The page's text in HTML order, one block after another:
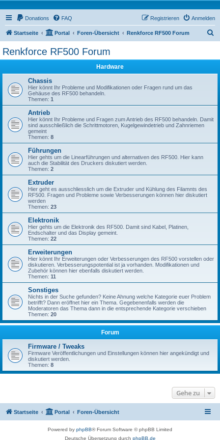
Donations FAQ Anmelden
Registrieren
Startseite Portal Foren-Übersicht Renkforce RF500 Forum
Renkforce RF500 Forum
Hardware
Chassis
Hier könnt Ihr Probleme und Modifikationen oder Fragen rund um das
Gehäuse des RF500 behandeln.
Themen: 1
Antrieb
Hier könnt Ihr Probleme und Fragen zum Antrieb des RF500 behandeln. Damit
sind ausschließlich die Schrittmotoren, Kugelgewindetrieb und Zahnriemen
gemeint
Themen: 8
Führungen
Hier gehts um die Linearführungen und alternativen des RF500. Hier kann
auch die Stabilität des Druckers diskutiert werden.
Themen: 2
Extruder
Hier geht es ausschliesslich um die Extruder und Kühlung des Filamnts des
RF500. Fragen und Probleme sowie Verbesserungen können hier diskutiert
werden
Themen: 23
Elektronik
Hier gehts um die Elektronik des RF500. Damit sind Kabel, Platinen,
Endschalter und das Display gemeint.
Themen: 22
Erweiterungen
Hier könnt Ihr Erweiterungen oder Verbesserungen des RF500 vorstellen oder
diskutieren. Verbesserungspotential ist ja vorhanden. Modifikationen und
Zubehör können hier ebenfalls diskutiert werden.
Themen: 11
Sonstiges
Nichts in der Suche gefunden? Keine Ahnung welche Kategorie euer Problem
betrifft? Dann eröffnet hier ein Thema. Gegebenenfalls werden die
Moderatoren das Thema dann in die entsprechende Kategorie verschieben
Themen: 20
Forum
Firmware / Tweaks
Firmware Veröffentlichungen und Einstellungen können hier angekündigt und
diskutiert werden.
Themen: 8
Gehe zu
Startseite Portal Foren-Übersicht
Powered by phpBB® Forum Software © phpBB Limited
Deutsche Übersetzung durch phpBB.de